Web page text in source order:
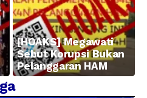
[HOAKS] Megawati
Sebut Korupsi Bukan
Pelanggaran HAM